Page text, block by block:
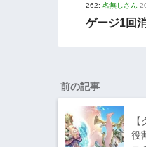
262: 名無しさん
ゲージ1回
前の記事
役